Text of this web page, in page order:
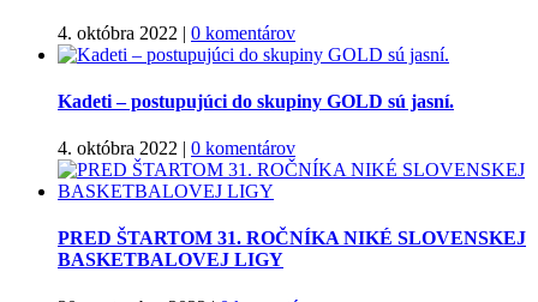
4. októbra 2022 | 0 komentárov
Kadeti – postupujúci do skupiny GOLD sú jasní.
4. októbra 2022 | 0 komentárov
PRED ŠTARTOM 31. ROČNÍKA NIKÉ SLOVENSKEJ
BASKETBALOVEJ LIGY